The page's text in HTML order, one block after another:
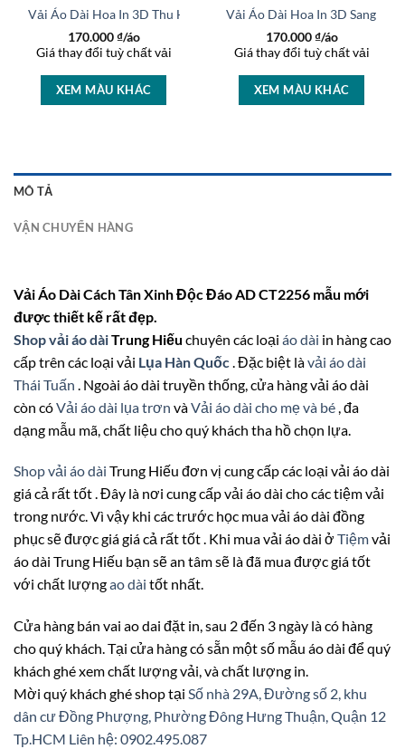
Vải Áo Dài Hoa In 3D Thu Hút AD 46463
170.000₫/áo
Giá thay đổi tuỳ chất vải
XEM MÀU KHÁC
Vải Áo Dài Hoa In 3D Sang
170.000₫/áo
Giá thay đổi tuỳ chất vải
XEM MÀU KHÁC
AD 27233
MÔ TẢ
VẬN CHUYỂN HÀNG
Vải Áo Dài Cách Tân Xinh Độc Đáo AD CT2256 mẫu mới
được thiết kế rất đẹp.
Shop vải áo dàiTrung Hiếu chuyên các loại áo dài in hàng cao
cấp trên các loại vải Lụa Hàn Quốc . Đặc biệt làvải áo dài
Thái Tuấn . Ngoài áo dài truyền thống, cửa hàng vải áo dài
còn cóVải áo dài lụa trơn vàVải áo dài cho mẹ và bé , đa
dạng mẫu mã, chất liệu cho quý khách tha hồ chọn lựa.
Shop vải áo dài Trung Hiếu đơn vị cung cấp các loại vải áo dài
giá cả rất tốt . Đây là nơi cung cấp vải áo dài cho các tiệm vải
trong nước. Vì vậy khi các trước học mua vải áo dài đồng
phục sẽ được giá giá cả rất tốt . Khi mua vải áo dài ở Tiệmvải
áo dài Trung Hiếu bạn sẽ an tâm sẽ là đã mua được giá tốt
với chất lượngao dài tốt nhất.
Cửa hàng bán vai ao dai đặt in, sau 2 đến 3 ngày là có hàng
cho quý khách. Tại cửa hàng có sẵn một số mẫu áo dài để quý
khách ghé xem chất lượng vải, và chất lượng in.
Mời quý khách ghé shop tại Số nhà 29A, Đường số 2, khu
dân cư Đồng Phượng, Phường Đông Hưng Thuận, Quận 12
Tp.HCM Liên hệ: 0902.495.087